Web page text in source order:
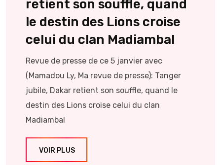
retient son souffle, quand
le destin des Lions croise
celui du clan Madiambal
Revue de presse de ce 5 janvier avec
(Mamadou Ly, Ma revue de presse): Tanger
jubile, Dakar retient son souffle, quand le
destin des Lions croise celui du clan
Madiambal
VOIR PLUS